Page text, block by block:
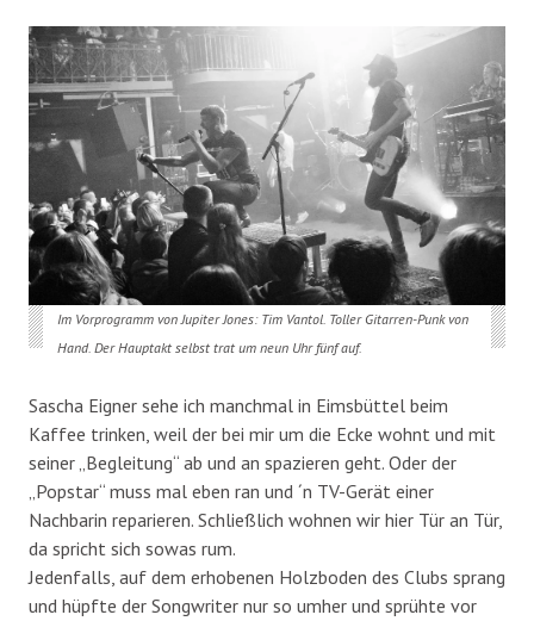
Im Vorprogramm von Jupiter Jones: Tim Vantol. Toller Gitarren-Punk von
Hand. Der Hauptakt selbst trat um neun Uhr fünf auf.
Sascha Eigner sehe ich manchmal in Eimsbüttel beim
Kaffee trinken, weil der bei mir um die Ecke wohnt und mit
seiner „Begleitung“ ab und an spazieren geht. Oder der
„Popstar“ muss mal eben ran und ´n TV-Gerät einer
Nachbarin reparieren. Schließlich wohnen wir hier Tür an Tür,
da spricht sich sowas rum.
Jedenfalls, auf dem erhobenen Holzboden des Clubs sprang
und hüpfte der Songwriter nur so umher und sprühte vor